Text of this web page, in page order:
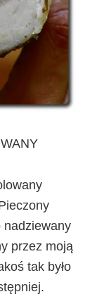
nadziewany
przez moją
tak było